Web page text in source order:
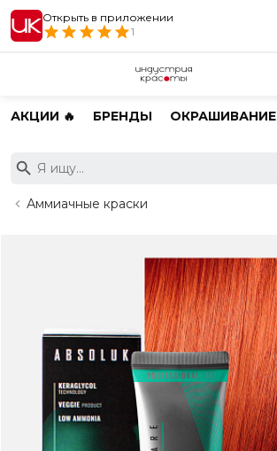
Открыть в приложении
1
АКЦИИ 🔥 БРЕНДЫ ОКРАШИВАНИЕ
Аммиачные краски